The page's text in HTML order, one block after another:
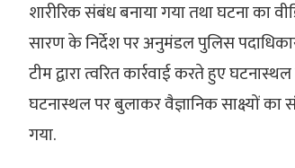
शारीरिक संबंध बनाया गया तथा घटना का
सारण के निर्देश पर अनुमंडल पुलिस
टीम द्वारा त्वरित कार्रवाई करते हुए
घटनास्थल पर बुलाकर वैज्ञानिक साक्ष्यों का
गया.